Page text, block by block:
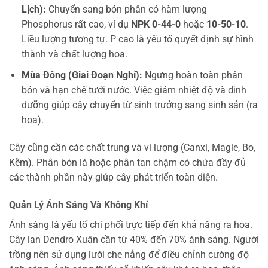
Lịch): Chuyển sang bón phân có hàm lượng
Phosphorus rất cao, ví dụ NPK 0-44-0hoặc 10-50-10.
Liều lượng tương tự. P cao là yếu tố quyết định sự hình
thành và chất lượng hoa.
Mùa Đông (Giai Đoạn Nghỉ): Ngưng hoàn toàn phân
bón và hạn chế tưới nước. Việc giảm nhiệt độ và dinh
dưỡng giúp cây chuyển từ sinh trưởng sang sinh sản (ra
hoa).
Cây cũng cần các chất trung và vi lượng (Canxi, Magie, Bo,
Kẽm). Phân bón lá hoặc phân tan chậm có chứa đầy đủ
các thành phần này giúp cây phát triển toàn diện.
Quản Lý Ánh Sáng Và Không Khí
Ánh sáng là yếu tố chi phối trực tiếp đến khả năng ra hoa.
Cây lan Dendro Xuân cần từ 40% đến 70% ánh sáng. Người
trồng nên sử dụng lưới che nắng để điều chỉnh cường độ